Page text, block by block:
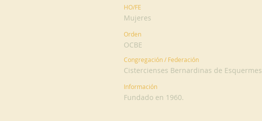
HO/FE
Mujeres
Orden
OCBE
Congregación / Federación
Cistercienses Bernardinas de Esquermes
Información
Fundado en 1960.